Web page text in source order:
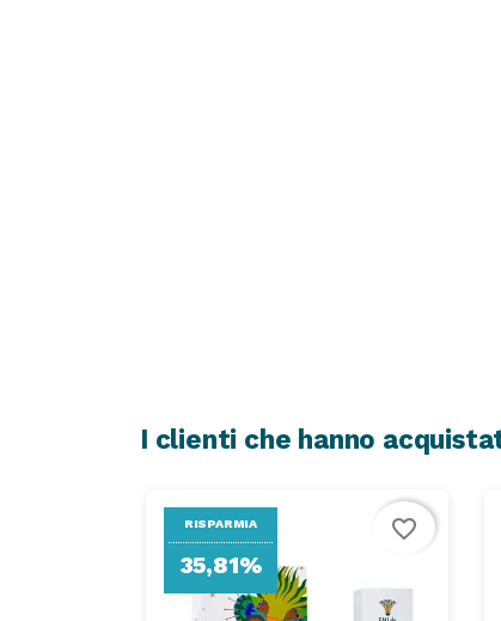
I clienti che hanno
RISPARMIA
35,81%
favorite_border